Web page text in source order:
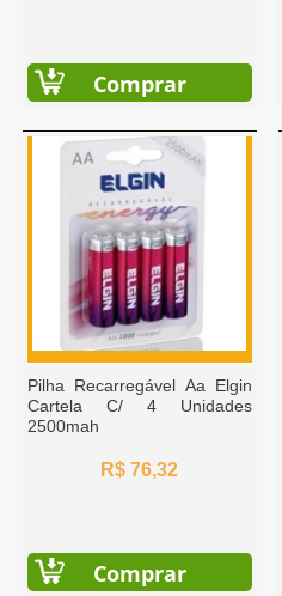
Comprar
Pilha Recarregável Aa Elgin
Cartela C/ 4 Unidades
2500mah
R$ 76,32
Comprar